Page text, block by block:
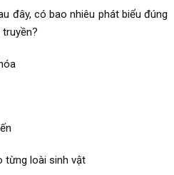
đây, có bao nhiêu phát biểu đúng
từng loài sinh vật